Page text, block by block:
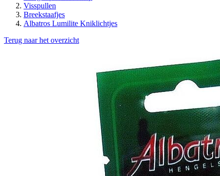
Visspullen
Breekstaafjes
Albatros Lumilite Kniklichtjes
Terug naar het overzicht